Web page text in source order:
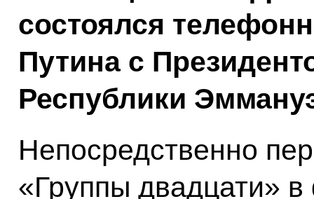
состоялся
Путина с
Республики
Непосредственно
«Группы двадцати»